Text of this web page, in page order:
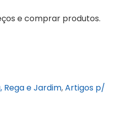
e comprar produtos.
Rega e Jardim,Artigos p/